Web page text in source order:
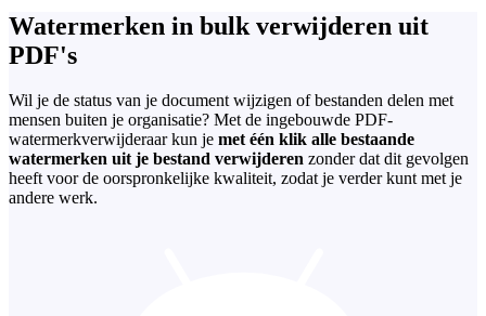
Watermerken in bulk verwijderen uit
PDF's
Wil je de status van je document wijzigen of bestanden delen met
mensen buiten je organisatie? Met de ingebouwde PDF-
watermerkverwijderaar kun je met één klik alle bestaande
watermerken uit je bestand verwijderen zonder dat dit gevolgen
heeft voor de oorspronkelijke kwaliteit, zodat je verder kunt met je
andere werk.